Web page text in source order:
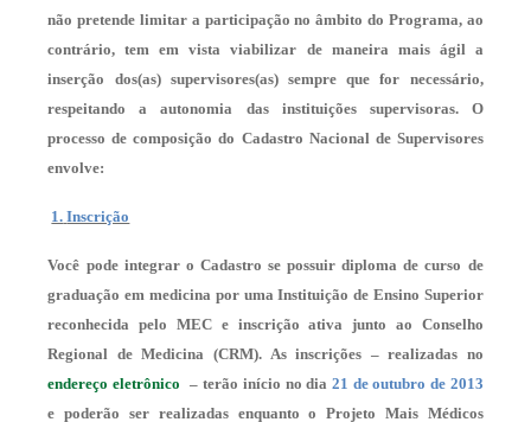
não pretende limitar a participação no âmbito do Programa, ao
contrário, tem em vista viabilizar de maneira mais ágil a
inserção dos(as) supervisores(as) sempre que for necessário,
respeitando a autonomia das instituições supervisoras. O
processo de composição do Cadastro Nacional de Supervisores
envolve:
1. Inscrição
Você pode integrar o Cadastro se possuir diploma de curso de
graduação em medicina por uma Instituição de Ensino Superior
reconhecida pelo MEC e inscrição ativa junto ao Conselho
Regional de Medicina (CRM). As inscrições – realizadas no
endereço eletrônico
– terão início no dia 21 de outubro de 2013
e poderão ser realizadas enquanto o Projeto Mais Médicos